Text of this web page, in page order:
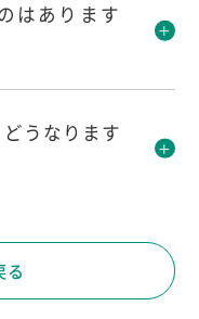
も考えられてい
刺激から発症して
はあります
うなります
る